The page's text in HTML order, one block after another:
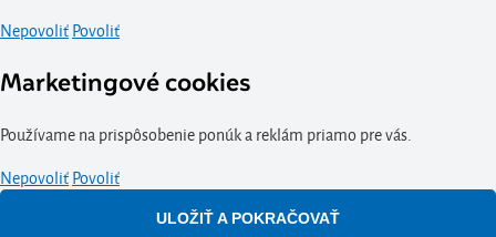
NepovoliťPovoliť
Marketingové cookies
Používame na prispôsobenie ponúk a reklám priamo pre vás.
NepovoliťPovoliť
ULOŽIŤ A POKRAČOVAŤ